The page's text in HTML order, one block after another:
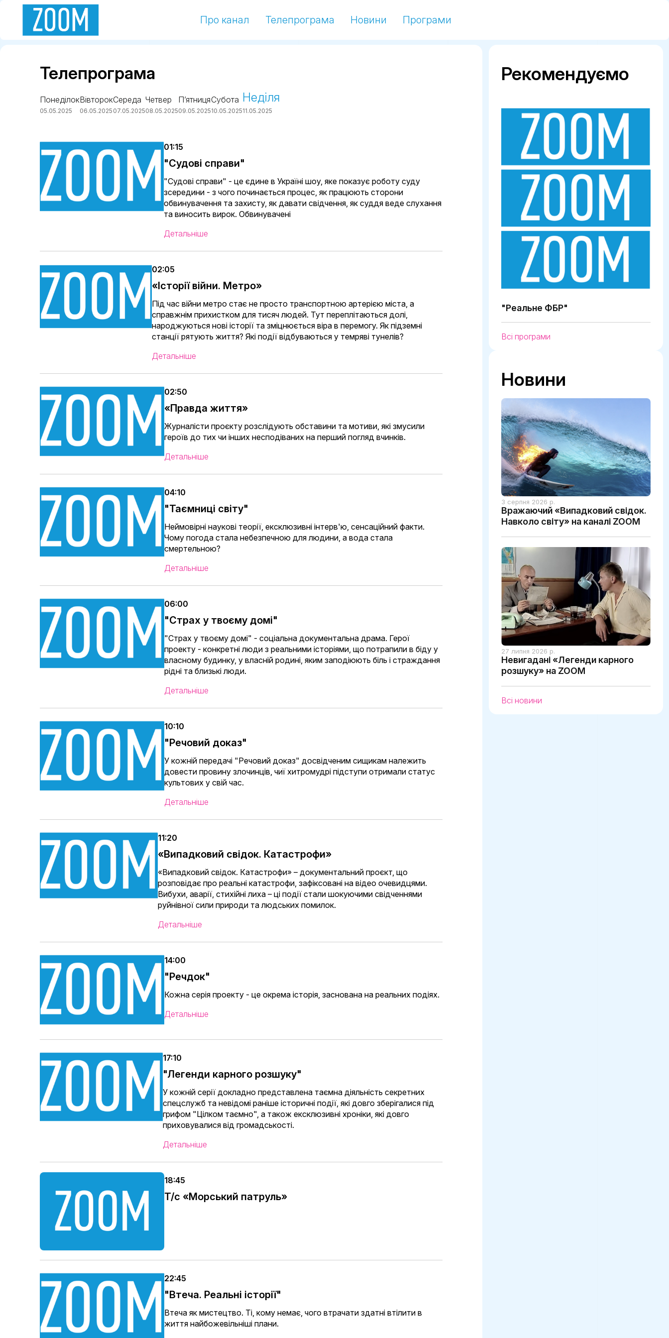
Про канал Телепрограма Новини Програми
Телепрограма
Понеділок
05.05.2025
Вівторок
06.05.2025
Середа
07.05.2025
Четвер
08.05.2025
П’ятниця
09.05.2025
Субота
10.05.2025
Неділя
11.05.2025
01:15
"Судові справи"
"Судові справи" - це єдине в Україні шоу, яке показує роботу суду
зсередини - з чого починається процес, як працюють сторони
обвинувачення та захисту, як давати свідчення, як суддя веде слухання
та виносить вирок. Обвинувачені
Детальніше
02:05
«Історії війни. Метро»
Під час війни метро стає не просто транспортною артерією міста, а
справжнім прихистком для тисяч людей. Тут переплітаються долі,
народжуються нові історії та зміцнюється віра в перемогу. Як підземні
станції рятують життя? Які події відбуваються у темряві тунелів?
Детальніше
02:50
«Правда життя»
Журналісти проєкту розслідують обставини та мотиви, які змусили
героїв до тих чи інших несподіваних на перший погляд вчинків.
Детальніше
04:10
"Таємниці світу"
Неймовірні наукові теорії, ексклюзивні інтерв'ю, сенсаційний факти.
Чому погода стала небезпечною для людини, а вода стала
смертельною?
Детальніше
06:00
"Страх у твоєму домі"
"Страх у твоєму домі" - соціальна документальна драма. Герої
проекту - конкретні люди з реальними історіями, що потрапили в біду у
власному будинку, у власній родині, яким заподіюють біль і страждання
рідні та близькі люди.
Детальніше
10:10
"Речовий доказ"
У кожній передачі "Речовий доказ" досвідченим сищикам належить
довести провину злочинців, чиї хитромудрі підступи отримали статус
культових у свій час.
Детальніше
11:20
«Випадковий свідок. Катастрофи»
«Випадковий свідок. Катастрофи» – документальний проєкт, що
розповідає про реальні катастрофи, зафіксовані на відео очевидцями.
Вибухи, аварії, стихійні лиха – ці події стали шокуючими свідченнями
руйнівної сили природи та людських помилок.
Детальніше
14:00
"Речдок"
Кожна серія проекту - це окрема історія, заснована на реальних подіях.
Детальніше
17:10
"Легенди карного розшуку"
У кожній серії докладно представлена ​​таємна діяльність секретних
спецслужб та невідомі раніше історичні події, які довго зберігалися під
грифом "Цілком таємно", а також ексклюзивні хроніки, які довго
приховувалися від громадськості.
Детальніше
18:45
Т/с «Морський патруль»
22:45
"Втеча. Реальні історії"
Втеча як мистецтво. Ті, кому немає, чого втрачати здатні втілити в
життя найбожевільніші плани.
Рекомендуємо
"Реальне ФБР"
Всі програми
Новини
3 серпня 2026 р.
Вражаючий «Випадковий свідок.
Навколо світу» на каналі ZOOM
27 липня 2026 р.
Невигадані «Легенди карного
розшуку» на ZOOM
Всі новини